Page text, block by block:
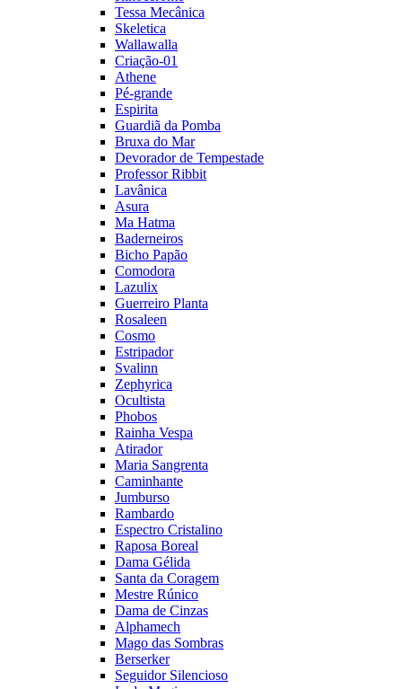
Tessa Mecânica
Skeletica
Wallawalla
Criação-01
Athene
Pé-grande
Espirita
Guardiã da Pomba
Bruxa do Mar
Devorador de Tempestade
Professor Ribbit
Lavânica
Asura
Ma Hatma
Baderneiros
Bicho Papão
Comodora
Lazulix
Guerreiro Planta
Rosaleen
Cosmo
Estripador
Svalinn
Zephyrica
Ocultista
Phobos
Rainha Vespa
Atirador
Maria Sangrenta
Caminhante
Jumburso
Rambardo
Espectro Cristalino
Raposa Boreal
Dama Gélida
Santa da Coragem
Mestre Rúnico
Dama de Cinzas
Alphamech
Mago das Sombras
Berserker
Seguidor Silencioso